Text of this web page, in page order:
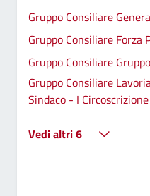
Gruppo Consiliare
Gruppo Consiliare Forza
Gruppo Consiliare
Gruppo Consiliare
Sindaco - I Circoscrizione
Vedi altri 6